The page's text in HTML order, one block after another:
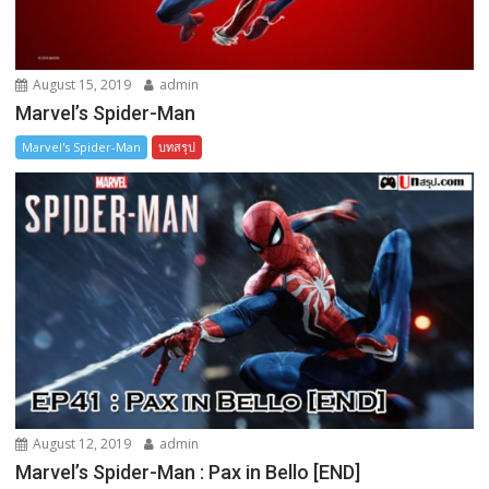
August 15, 2019 admin
Marvel’s Spider-Man
Marvel's Spider-Man บทสรุป
August 12, 2019 admin
Marvel’s Spider-Man : Pax in Bello [END]